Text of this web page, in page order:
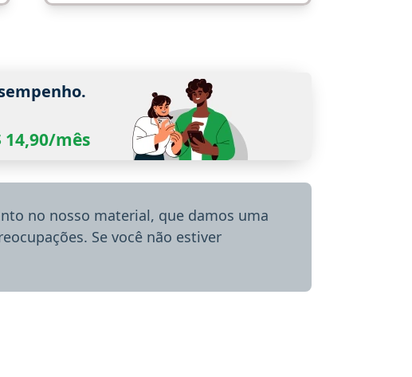
mês
no nosso material, que damos uma
Se você não estiver